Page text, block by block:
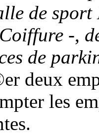
de
-,
de
deux
les